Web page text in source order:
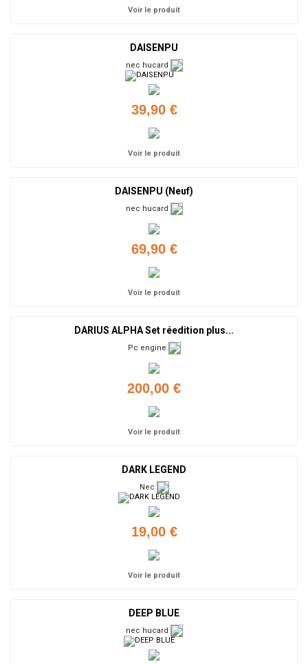
Voir le produit
DAISENPU
nec hucard
39,90 €
Voir le produit
DAISENPU (Neuf)
nec hucard
69,90 €
Voir le produit
DARIUS ALPHA Set réedition plus...
Pc engine
200,00 €
Voir le produit
DARK LEGEND
Nec
19,00 €
Voir le produit
DEEP BLUE
nec hucard